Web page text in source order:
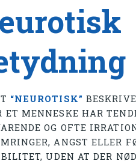
“NEUROTISK”
ET MENNESKE HAR
OG OFTE
ANGST ELLER
UDEN AT DER